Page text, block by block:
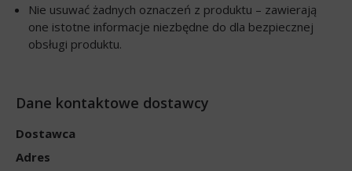
Nie usuwać żadnych oznaczeń z produktu – zawierają
one istotne informacje niezbędne do dla bezpiecznej
obsługi produktu.
Dane kontaktowe dostawcy
Dostawca
Adres